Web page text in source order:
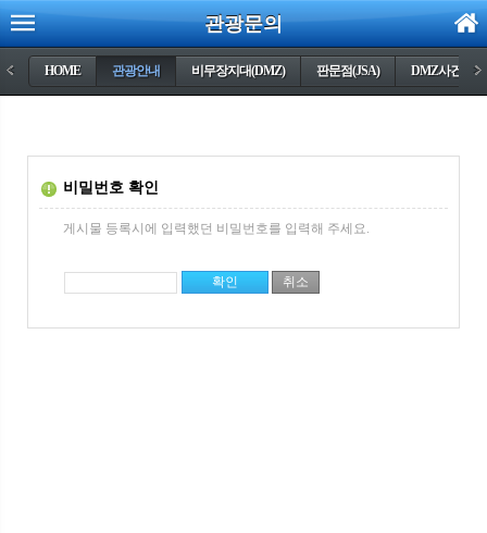
관광문의
< HOME 관광안내 비무장지대(DMZ) 판문점(JSA) DMZ사건들 >
비밀번호 확인
게시물 등록시에 입력했던 비밀번호를 입력해 주세요.